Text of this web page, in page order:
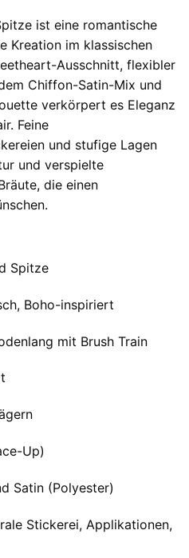
ist eine romantische
Kreation im klassischen
Ausschnitt, flexibler
Chiffon-Satin-Mix und
verkörpert es Eleganz
Feine
und stufige Lagen
und verspielte
die einen
Spitze
Boho-inspiriert
mit Brush Train
Up)
Satin (Polyester)
Stickerei, Applikationen,